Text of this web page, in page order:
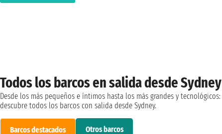
Todos los barcos en salida desde Sydney
Desde los más pequeños e íntimos hasta los más grandes y tecnológicos:
descubre todos los barcos con salida desde Sydney.
Barcos destacados Otros barcos